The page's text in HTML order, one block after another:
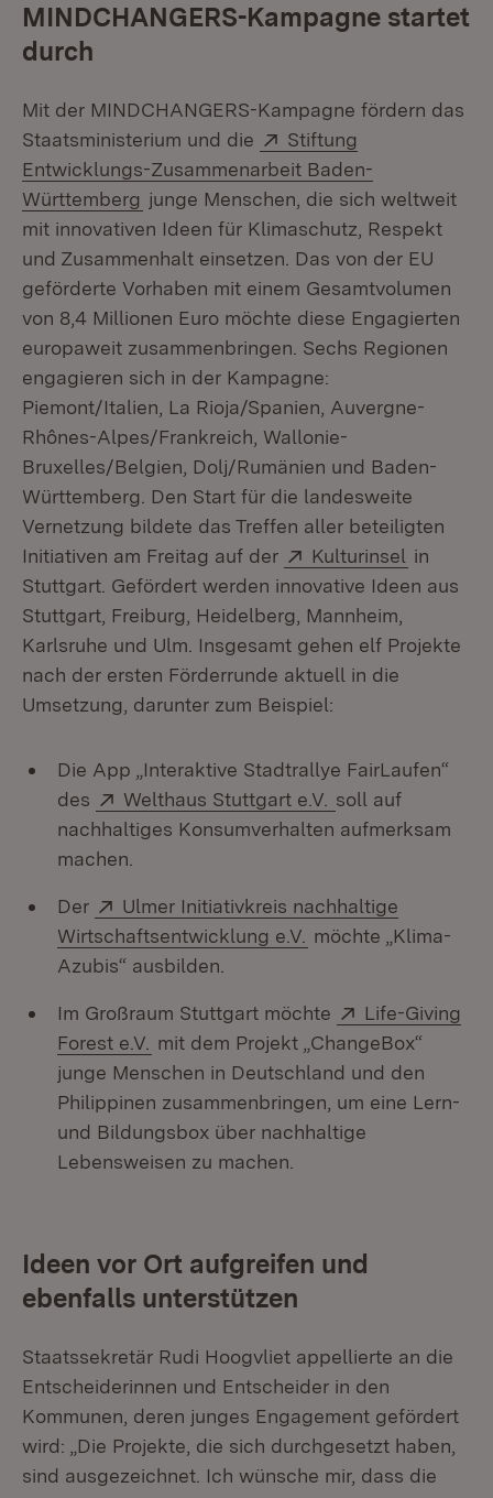
MINDCHANGERS-Kampagne startet
durch
Mit der MINDCHANGERS-Kampagne fördern das
Staatsministerium und die
Extern:
Stiftung
Entwicklungs-Zusammenarbeit Baden-
Württemberg (Öffnet in neuem Fenster)
junge Menschen, die sich weltweit
mit innovativen Ideen für Klimaschutz, Respekt
und Zusammenhalt einsetzen. Das von der EU
geförderte Vorhaben mit einem Gesamtvolumen
von 8,4 Millionen Euro möchte diese Engagierten
europaweit zusammenbringen. Sechs Regionen
engagieren sich in der Kampagne:
Piemont/Italien, La Rioja/Spanien, Auvergne-
Rhônes-Alpes/Frankreich, Wallonie-
Bruxelles/Belgien, Dolj/Rumänien und Baden-
Württemberg. Den Start für die landesweite
Vernetzung bildete das Treffen aller beteiligten
Initiativen am Freitag auf der
Extern:
Kulturinsel (Öffnet
in
Stuttgart. Gefördert werden innovative Ideen aus
Stuttgart, Freiburg, Heidelberg, Mannheim,
Karlsruhe und Ulm. Insgesamt gehen elf Projekte
nach der ersten Förderrunde aktuell in die
Umsetzung, darunter zum Beispiel:
Die App „Interaktive Stadtrallye FairLaufen“
des
Extern:
Welthaus Stuttgart e.V. (Öffnet in neuem
soll auf
nachhaltiges Konsumverhalten aufmerksam
machen.
Der Extern:
Ulmer Initiativkreis nachhaltige
Wirtschaftsentwicklung e.V. (Öffnet in neuem
möchte „Klima-
Azubis“ ausbilden.
Im Großraum Stuttgart möchte Extern:
Life-Giving
Forest e.V. (Öffnet in neuem Fenster)
mit dem Projekt „ChangeBox“
junge Menschen in Deutschland und den
Philippinen zusammenbringen, um eine Lern-
und Bildungsbox über nachhaltige
Lebensweisen zu machen.
Ideen vor Ort aufgreifen und
ebenfalls unterstützen
Staatssekretär Rudi Hoogvliet appellierte an die
Entscheiderinnen und Entscheider in den
Kommunen, deren junges Engagement gefördert
wird: „Die Projekte, die sich durchgesetzt haben,
sind ausgezeichnet. Ich wünsche mir, dass die